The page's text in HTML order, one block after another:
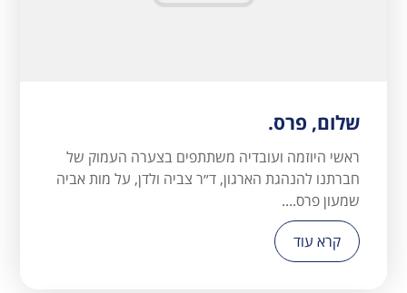
שלום, פרס.
ראשי היוזמה ועובדיה משתתפים בצערה העמוק של
חברתנו להנהגת הארגון, ד״ר צביה ולדן, על מות אביה
שמעון פרס....
קרא עוד